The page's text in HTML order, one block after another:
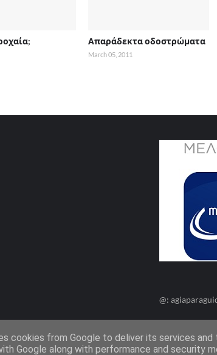
Απαράδεκτα οδοστρώματα
March 05, 2011
@:
cookies from Google to deliver its services
Google along with performance and security